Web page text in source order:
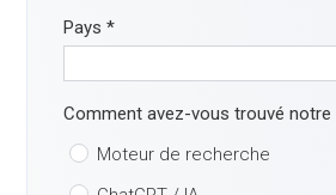
Pays*
Comment avez-vous trouvé
Moteur de recherche